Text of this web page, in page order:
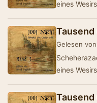
eines
Tausend
Gelesen
eines
Tausend